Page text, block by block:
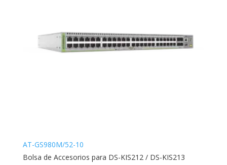
AT-GS980M/52-10
Bolsa de Accesorios para DS-KIS212 / DS-KIS213